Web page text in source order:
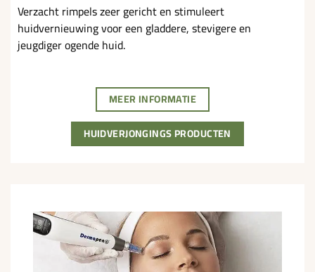
Verzacht rimpels zeer gericht en stimuleert
huidvernieuwing voor een gladdere, stevigere en
jeugdiger ogende huid.
MEER INFORMATIE
HUIDVERJONGINGS PRODUCTEN